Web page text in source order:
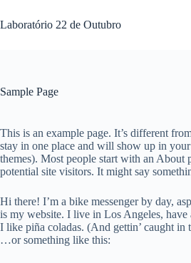
Laboratório 22 de Outubro
Sample Page
This is an example page. It’s different
stay in one place and will show up in
themes). Most people start with an About
potential site visitors. It might say
Hi there! I’m a bike messenger by day,
is my website. I live in Los Angeles, have
I like piña coladas. (And gettin’ caught in
…or something like this: